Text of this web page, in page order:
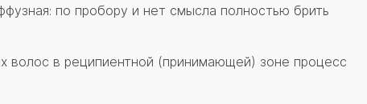
по пробору и нет смысла полностью брить
волос в реципиентной (принимающей) зоне процесс